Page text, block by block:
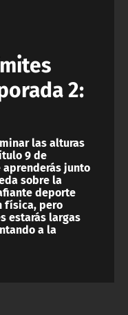
2:
las alturas
9 de
junto
sobre la
deporte
física, pero
estarás largas
a la